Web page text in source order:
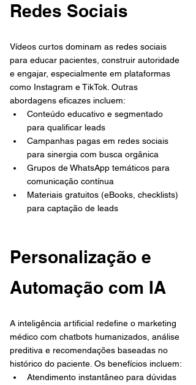
Redes Sociais
Vídeos curtos dominam as redes sociais
para educar pacientes, construir autoridade
e engajar, especialmente em plataformas
como Instagram e TikTok. Outras
abordagens eficazes incluem:
Conteúdo educativo e segmentado
para qualificar leads
Campanhas pagas em redes sociais
para sinergia com busca orgânica
Grupos de WhatsApp temáticos para
comunicação contínua
Materiais gratuitos (eBooks, checklists)
para captação de leads
Personalização e
Automação com IA
A inteligência artificial redefine o marketing
médico com chatbots humanizados, análise
preditiva e recomendações baseadas no
histórico do paciente. Os benefícios incluem:
Atendimento instantâneo para dúvidas